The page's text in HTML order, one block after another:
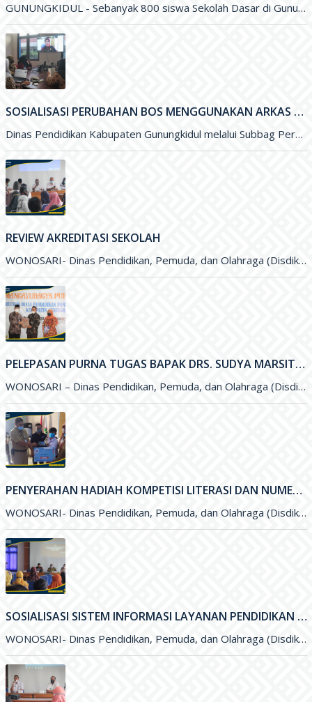
GUNUNGKIDUL - Sebanyak 800 siswa Sekolah Dasar di Gunungkidul menerima Beasiswa Gunungkidul Cerdas dengan besaran per tahun sejumlah Rp. 500 ribu
SOSIALISASI PERUBAHAN BOS MENGGUNAKAN ARKAS TAHUN 2022 MELALUI ZOOM MEETING
Dinas Pendidikan Kabupaten Gunungkidul melalui Subbag Perencanaan melakukan Sosialisasi Perubahan Anggaran Dana BOS menggunakan ARKAS Tahun 2022 melalui media Zoom
REVIEW AKREDITASI SEKOLAH
WONOSARI- Dinas Pendidikan, Pemuda, dan Olahraga (Disdikpora) Kabupaten Gunungkidul melalui Bidang Sekolah Menegah Pertama menyelenggarakan Review Akreditasi Sekolah. Kegiatan yang
PELEPASAN PURNA TUGAS BAPAK DRS. SUDYA MARSITA, M.M. SELAKU SEKRETARIS DISDIKPORA KABUPATEN GUNUNGKIDUL
WONOSARI – Dinas Pendidikan, Pemuda, dan Olahraga (Disdikpora) Kabupaten Gunungkidul menyelenggarakan kegiatan Pelepasan Purna Tugas Bapak Drs. Sudya Marsita, M.M
PENYERAHAN HADIAH KOMPETISI LITERASI DAN NUMERASI TINGKAT NASIONAL
WONOSARI- Dinas Pendidikan, Pemuda, dan Olahraga (Disdikpora) Kabupaten Gunungkidul bekerja sama dengan Pesona Edu, Bank BCA, dan Pabrik Minuman Hillo
SOSIALISASI SISTEM INFORMASI LAYANAN PENDIDIKAN (SILANDIK) TAHUN 2021
WONOSARI- Dinas Pendidikan, Pemuda, dan Olahraga (Disdikpora) Kabupaten Gunungkidul bersama Badan Perencanaan Pembangunan Daerah (Bappeda) Kabupaten Gunungkidul menyelenggarakan kegiatan Sosialisasi